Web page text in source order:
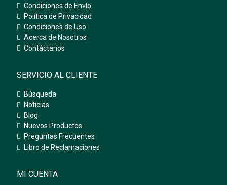
Condiciones de Envío
Política de Privacidad
Condiciones de Uso
Acerca de Nosotros
Contáctanos
SERVICIO AL CLIENTE
Búsqueda
Noticias
Blog
Nuevos Productos
Preguntas Frecuentes
Libro de Reclamaciones
MI CUENTA